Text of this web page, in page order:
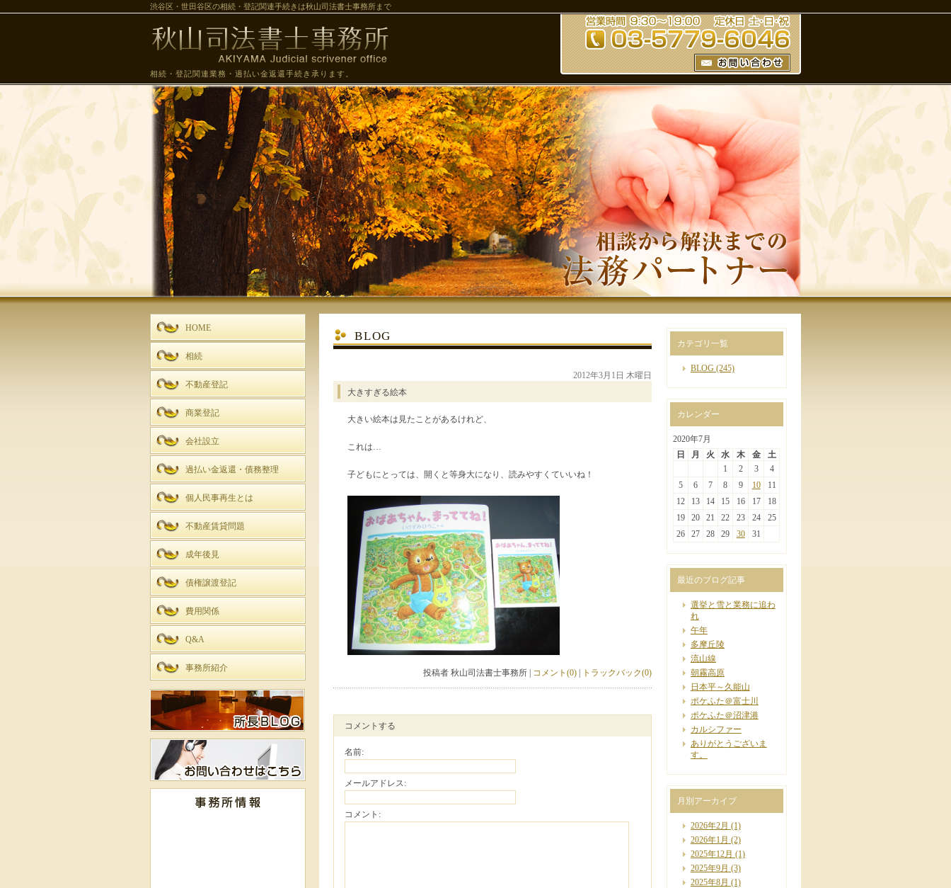
渋谷区・世田谷区の相続・登記関連手続きは秋山司法書士事務所まで
相続・登記関連業務・過払い金返還手続き承ります。
BLOG
2012年3月1日 木曜日
大きすぎる絵本
大きい絵本は見たことがあるけれど、
これは…
子どもにとっては、開くと等身大になり、読みやすくていいね！
投稿者 秋山司法書士事務所 | コメント(0) トラックバック(0)
コメントする
名前:
メールアドレス:
コメント:
カテゴリ一覧
BLOG(245)
カレンダー
2020年7月
日
月 火 水 木 金
土
1
2 3
4
5
6 7 8 9 10
11
12
13 14 15 16 17
18
19
20 21 22 23 24
25
26
27 28 29 30 31
最近のブログ記事
選挙と雪と業務に追わ
れ
午年
多摩丘陵
流山線
朝霧高原
日本平～久能山
ポケふた＠富士川
ポケふた＠沼津港
カルシファー
ありがとうございま
す。
月別アーカイブ
2026年2月 (1)
2026年1月 (2)
2025年12月 (1)
2025年9月 (3)
2025年8月 (1)
HOME
相続
不動産登記
商業登記
会社設立
過払い金返還・債務整理
個人民事再生とは
不動産賃貸問題
成年後見
債権譲渡登記
費用関係
Q&A
事務所紹介